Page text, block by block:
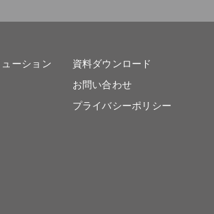
ーション
資料ダウンロード
お問い合わせ
プライバシーポリシー